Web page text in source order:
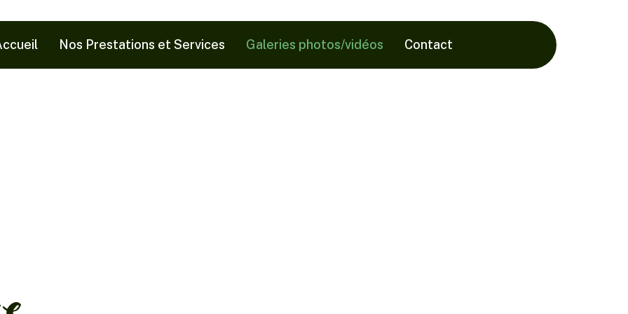
Nos Prestations et Services Galeries photos/vidéos Contact